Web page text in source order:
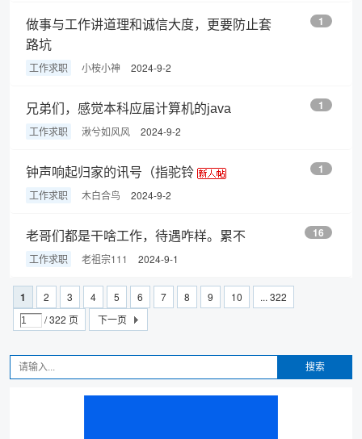
1
做事与工作讲道理和诚信大度，更要防止套
路坑
工作求职
小桉小神 2024-9-2
1
兄弟们，感觉本科应届计算机的java
工作求职
湫兮如风风 2024-9-2
1
钟声响起归家的讯号（指驼铃
工作求职
木白合鸟 2024-9-2
16
老哥们都是干啥工作，待遇咋样。累不
工作求职
老祖宗111 2024-9-1
1 2 3 4 5 6 7 8 9 10
... 322
/ 322 页
下一页
搜索